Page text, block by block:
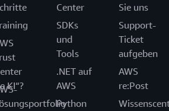
KI“?
Center
SDKs
und
Tools
.NET auf
AWS
Python
Sie uns
Support-
Ticket
aufgeben
AWS
re:Post